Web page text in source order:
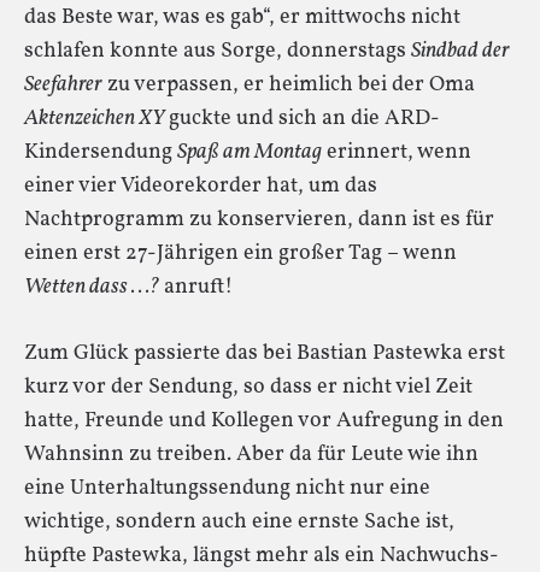
das Beste war, was es gab“, er mittwochs nicht
schlafen konnte aus Sorge, donnerstags Sindbad der
Seefahrer zu verpassen, er heimlich bei der Oma
Aktenzeichen XYguckte und sich an die ARD-
KindersendungSpaß am Montagerinnert, wenn
einer vier Videorekorder hat, um das
Nachtprogramm zu konservieren, dann ist es für
einen erst 27-Jährigen ein großer Tag – wenn
Wetten dass . . .? anruft!
Zum Glück passierte das bei Bastian Pastewka erst
kurz vor der Sendung, so dass er nicht viel Zeit
hatte, Freunde und Kollegen vor Aufregung in den
Wahnsinn zu treiben. Aber da für Leute wie ihn
eine Unterhaltungssendung nicht nur eine
wichtige, sondern auch eine ernste Sache ist,
hüpfte Pastewka, längst mehr als ein Nachwuchs-